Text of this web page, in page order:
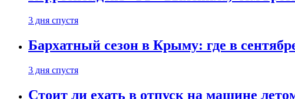
3 дня спустя
Бархатный сезон в Крыму: где в
3 дня спустя
Стоит ли ехать в отпуск на машине